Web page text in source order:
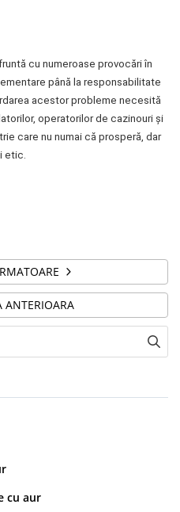
cu numeroase provocări în
până la responsabilitate
acestor probleme necesită
operatorilor de cazinouri și
care nu numai că prosperă, dar
etic.
ANTERIOARA
cu aur